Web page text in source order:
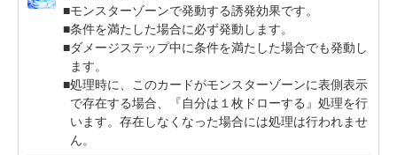
モンスターゾーンで発動する誘発効果です。
条件を満たした場合に必ず発動します。
ダメージステップ中に条件を満たした場合でも発動し
ます。
処理時に、このカードがモンスターゾーンに表側表示
で存在する場合、『自分は１枚ドローする』処理を行
います。存在しなくなった場合には処理は行われませ
ん。